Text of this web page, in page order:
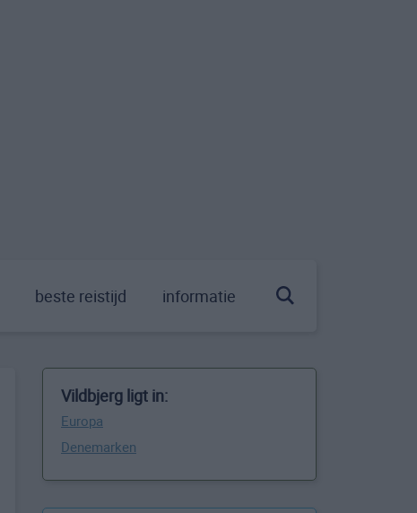
beste reistijd informatie
Vildbjerg ligt in:
Europa
Denemarken